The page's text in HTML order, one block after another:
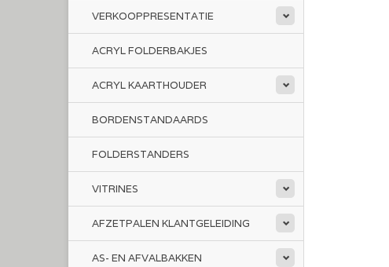
VERKOOPPRESENTATIE
ACRYL FOLDERBAKJES
ACRYL KAARTHOUDER
BORDENSTANDAARDS
FOLDERSTANDERS
VITRINES
AFZETPALEN KLANTGELEIDING
AS- EN AFVALBAKKEN